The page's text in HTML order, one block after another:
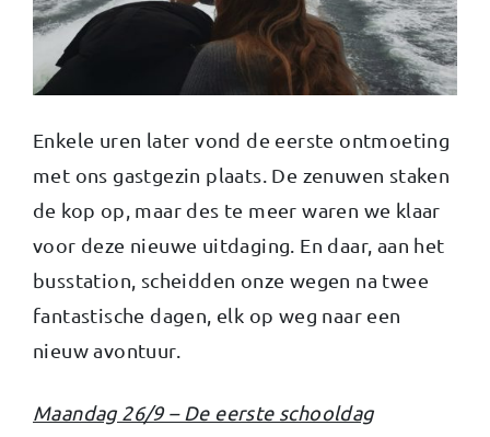
Enkele uren later vond de eerste ontmoeting
met ons gastgezin plaats. De zenuwen staken
de kop op, maar des te meer waren we klaar
voor deze nieuwe uitdaging. En daar, aan het
busstation, scheidden onze wegen na twee
fantastische dagen, elk op weg naar een
nieuw avontuur.
Maandag 26/9 – De eerste schooldag